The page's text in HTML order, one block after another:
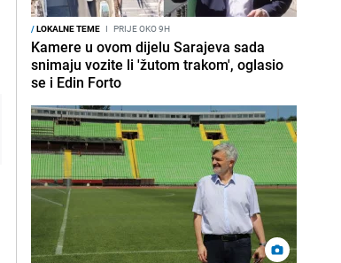
/LOKALNE TEME I PRIJE OKO 9H
Kamere u ovom dijelu Sarajeva sada
snimaju vozite li 'žutom trakom', oglasio
se i Edin Forto